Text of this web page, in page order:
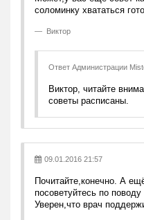
соломинку хвататься
Виктор
Ответ Администрации
Виктор, читайте
советы расписаны.
09.01.2016 21:57
Почитайте,конечно. А
посоветуйтесь по
Уверен,что врач